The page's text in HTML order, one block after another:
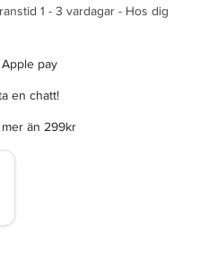
1 - 3 vardagar - Hos dig
pay
en chatt!
än 299kr